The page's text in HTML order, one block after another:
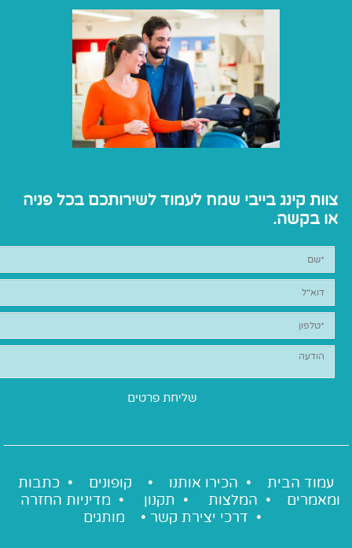
צוות קינג בייבי שמח לעמוד לשירותכם בכל פניה
או בקשה.
עמוד הבית • הכירו אותנו • קופונים • כתבות
ומאמרים • המלצות • תקנון • מדיניות החזרה
• דרכי יצירת קשר • מותגים